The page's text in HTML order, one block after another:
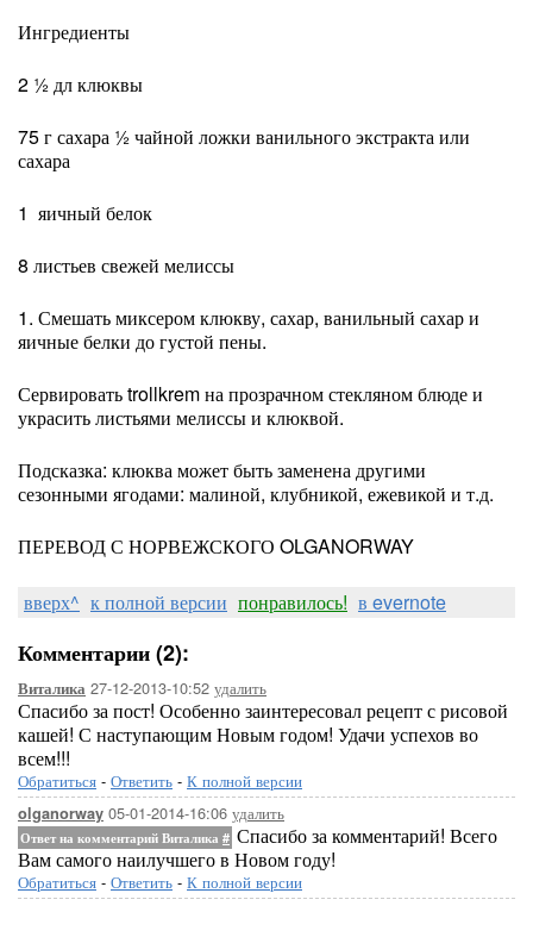
Ингредиенты
2 ½ дл клюквы
75 г сахара ½ чайной ложки ванильного экстракта или
сахара
1 яичный белок
8 листьев свежей мелиссы
1. Смешать миксером клюкву, сахар, ванильный сахар и
яичные белки до густой пены.
Сервировать trollkrem на прозрачном стекляном блюде и
украсить листьями мелиссы и клюквой.
Подсказка: клюква может быть заменена другими
сезонными ягодами: малиной, клубникой, ежевикой и т.д.
ПЕРЕВОД С НОРВЕЖСКОГО OLGANORWAY
вверх^ к полной версии понравилось! в evernote
Комментарии (2):
Виталика 27-12-2013-10:52 удалить
Спасибо за пост! Особенно заинтересовал рецепт с рисовой
кашей! С наступающим Новым годом! Удачи успехов во
всем!!!
Обратиться - Ответить - К полной версии
olganorway 05-01-2014-16:06 удалить
Ответ на комментарий Виталика # Спасибо за комментарий! Всего
Вам самого наилучшего в Новом году!
Обратиться - Ответить - К полной версии